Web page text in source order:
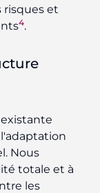
risques et
4.
Nous
totale et à
les